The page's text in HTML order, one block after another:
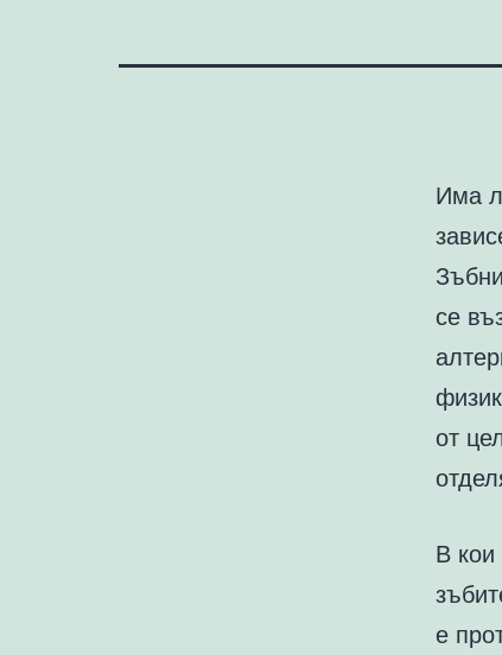
Има
се
от
В
е